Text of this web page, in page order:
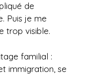
de
Puis je me
trop visible.
familial :
immigration, se